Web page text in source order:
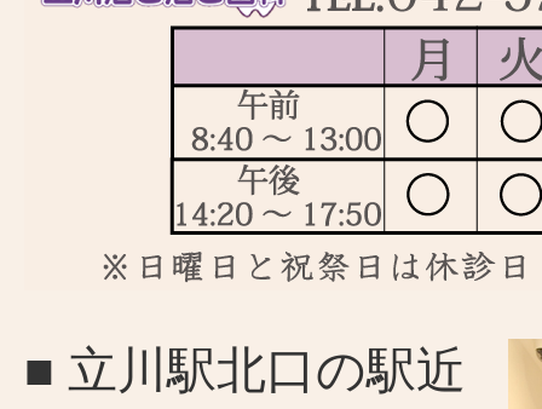
■ 立川駅北口の駅近